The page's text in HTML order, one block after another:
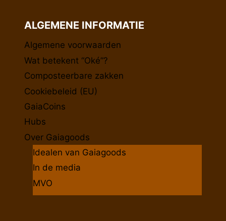
ALGEMENE INFORMATIE
Algemene voorwaarden
Wat betekent “Oké”?
Composteerbare zakken
Cookiebeleid (EU)
GaiaCoins
Hubs
Over Gaiagoods
Idealen van Gaiagoods
In de media
MVO